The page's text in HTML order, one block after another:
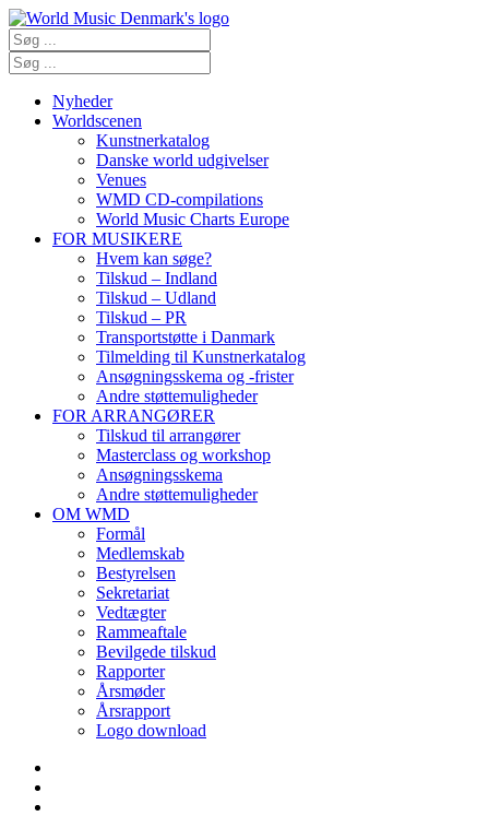
Nyheder
Worldscenen
Kunstnerkatalog
Danske world udgivelser
Venues
WMD CD-compilations
World Music Charts Europe
FOR MUSIKERE
Hvem kan søge?
Tilskud – Indland
Tilskud – Udland
Tilskud – PR
Transportstøtte i Danmark
Tilmelding til Kunstnerkatalog
Ansøgningsskema og -frister
Andre støttemuligheder
FOR ARRANGØRER
Tilskud til arrangører
Masterclass og workshop
Ansøgningsskema
Andre støttemuligheder
OM WMD
Formål
Medlemskab
Bestyrelsen
Sekretariat
Vedtægter
Rammeaftale
Bevilgede tilskud
Rapporter
Årsmøder
Årsrapport
Logo download